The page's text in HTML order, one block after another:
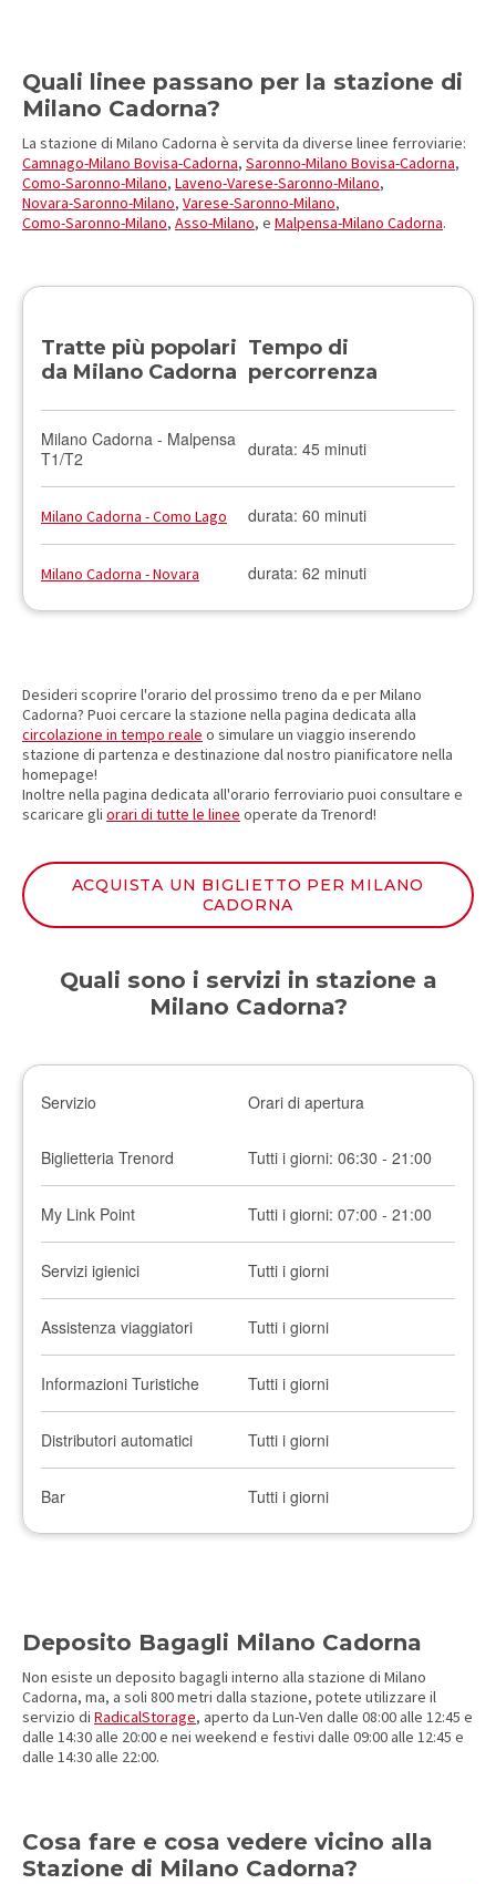
Quali linee passano per la stazione di
Milano Cadorna?
La stazione di Milano Cadorna è servita da diverse linee ferroviarie:
Camnago-Milano Bovisa-Cadorna, Saronno-Milano Bovisa-Cadorna,
Como-Saronno-Milano, Laveno-Varese-Saronno-Milano,
Novara-Saronno-Milano, Varese-Saronno-Milano,
Como-Saronno-Milano, Asso-Milano, e Malpensa-Milano Cadorna.
Tratte più popolari
da Milano Cadorna
Tempo di
percorrenza
Milano Cadorna - Malpensa
T1/T2
durata: 45 minuti
Milano Cadorna - Como Lago durata: 60 minuti
Milano Cadorna - Novara durata: 62 minuti
Desideri scoprire l'orario del prossimo treno da e per Milano
Cadorna? Puoi cercare la stazione nella pagina dedicata alla
circolazione in tempo reale o simulare un viaggio inserendo
stazione di partenza e destinazione dal nostro pianificatore nella
homepage!
Inoltre nella pagina dedicata all'orario ferroviario puoi consultare e
scaricare gli orari di tutte le linee operate da Trenord!
ACQUISTA UN BIGLIETTO PER MILANO
CADORNA
Quali sono i servizi in stazione a
Milano Cadorna?
Servizio Orari di apertura
Biglietteria Trenord Tutti i giorni: 06:30 - 21:00
My Link Point Tutti i giorni: 07:00 - 21:00
Servizi igienici Tutti i giorni
Assistenza viaggiatori Tutti i giorni
Informazioni Turistiche Tutti i giorni
Distributori automatici Tutti i giorni
Bar Tutti i giorni
Deposito Bagagli Milano Cadorna
Non esiste un deposito bagagli interno alla stazione di Milano
Cadorna, ma, a soli 800 metri dalla stazione, potete utilizzare il
servizio di RadicalStorage, aperto da Lun-Ven dalle 08:00 alle 12:45 e
dalle 14:30 alle 20:00 e nei weekend e festivi dalle 09:00 alle 12:45 e
dalle 14:30 alle 22:00.
Cosa fare e cosa vedere vicino alla
Stazione di Milano Cadorna?